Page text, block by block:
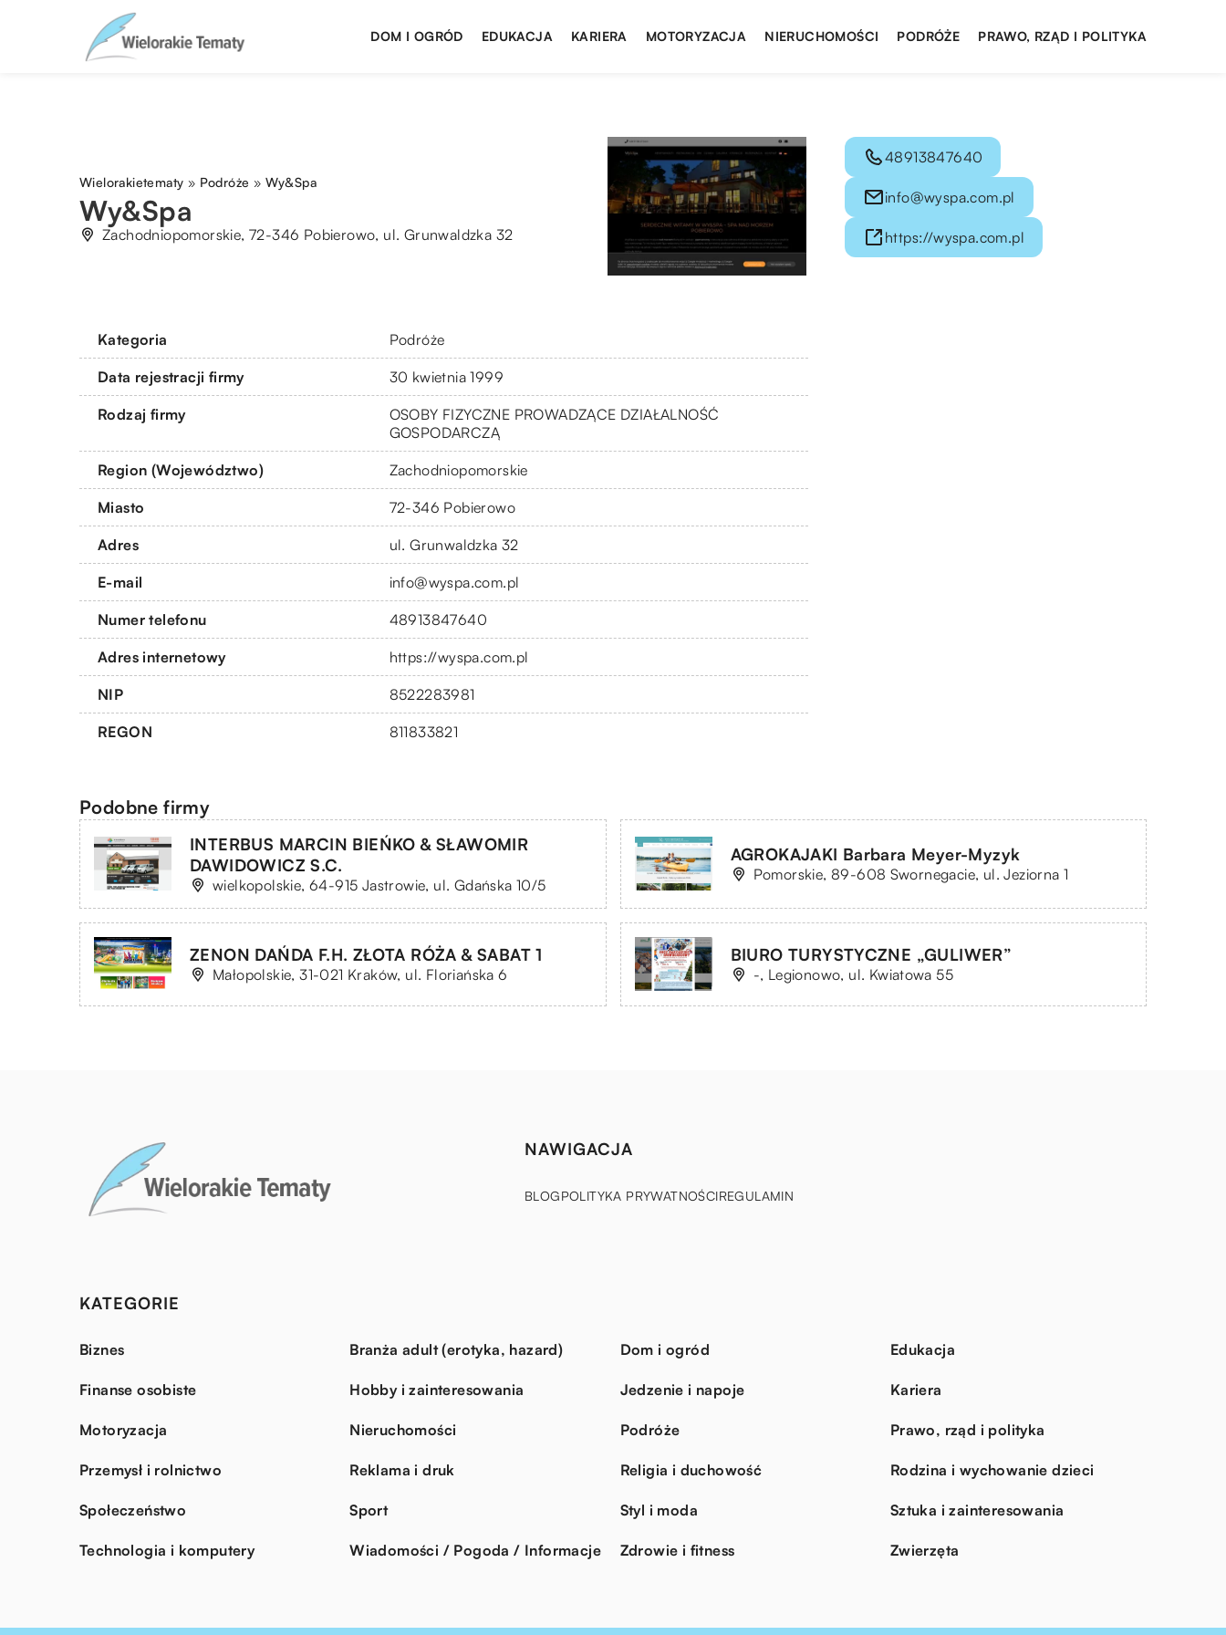
DOM I OGRÓD EDUKACJA KARIERA MOTORYZACJA NIERUCHOMOŚCI PODRÓŻE PRAWO, RZĄD I POLITYKA
Wielorakietematy » Podróże » Wy&Spa
Wy&Spa
Zachodniopomorskie, 72-346 Pobierowo, ul. Grunwaldzka 32
Kategoria Podróże
Data rejestracji firmy 30 kwietnia 1999
Rodzaj firmy
OSOBY FIZYCZNE PROWADZĄCE DZIAŁALNOŚĆ
GOSPODARCZĄ
Region (Województwo) Zachodniopomorskie
Miasto 72-346 Pobierowo
Adres ul. Grunwaldzka 32
E-mail info@wyspa.com.pl
Numer telefonu 48913847640
Adres internetowy https://wyspa.com.pl
NIP 8522283981
REGON 811833821
48913847640
info@wyspa.com.pl
https://wyspa.com.pl
Podobne firmy
INTERBUS MARCIN BIEŃKO & SŁAWOMIR
DAWIDOWICZ S.C.
wielkopolskie, 64-915 Jastrowie, ul. Gdańska 10/5
AGROKAJAKI Barbara Meyer-Myzyk
Pomorskie, 89-608 Swornegacie, ul. Jeziorna 1
ZENON DAŃDA F.H. ZŁOTA RÓŻA & SABAT 1
Małopolskie, 31-021 Kraków, ul. Floriańska 6
BIURO TURYSTYCZNE „GULIWER”
-, Legionowo, ul. Kwiatowa 55
NAWIGACJA
BLOGPOLITYKA PRYWATNOŚCIREGULAMIN
KATEGORIE
Biznes Branża adult (erotyka, hazard) Dom i ogród Edukacja
Finanse osobiste Hobby i zainteresowania Jedzenie i napoje Kariera
Motoryzacja Nieruchomości Podróże Prawo, rząd i polityka
Przemysł i rolnictwo Reklama i druk Religia i duchowość Rodzina i wychowanie dzieci
Społeczeństwo Sport Styl i moda Sztuka i zainteresowania
Technologia i komputery Wiadomości / Pogoda / Informacje Zdrowie i fitness Zwierzęta